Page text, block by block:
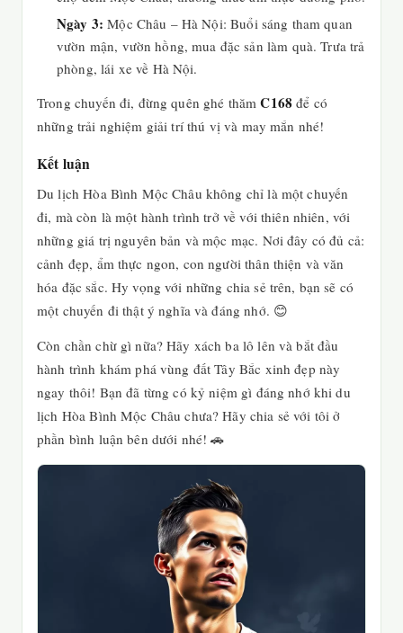
Ngày 3: Mộc Châu – Hà Nội: Buổi sáng tham quan
vườn mận, vườn hồng, mua đặc sản làm quà. Trưa trả
phòng, lái xe về Hà Nội.
Trong chuyến đi, đừng quên ghé thămC168 để có
những trải nghiệm giải trí thú vị và may mắn nhé!
Kết luận
Du lịch Hòa Bình Mộc Châu không chỉ là một chuyến
đi, mà còn là một hành trình trở về với thiên nhiên, với
những giá trị nguyên bản và mộc mạc. Nơi đây có đủ cả:
cảnh đẹp, ẩm thực ngon, con người thân thiện và văn
hóa đặc sắc. Hy vọng với những chia sẻ trên, bạn sẽ có
một chuyến đi thật ý nghĩa và đáng nhớ. 😊
Còn chần chừ gì nữa? Hãy xách ba lô lên và bắt đầu
hành trình khám phá vùng đất Tây Bắc xinh đẹp này
ngay thôi! Bạn đã từng có kỷ niệm gì đáng nhớ khi du
lịch Hòa Bình Mộc Châu chưa? Hãy chia sẻ với tôi ở
phần bình luận bên dưới nhé! 🚗